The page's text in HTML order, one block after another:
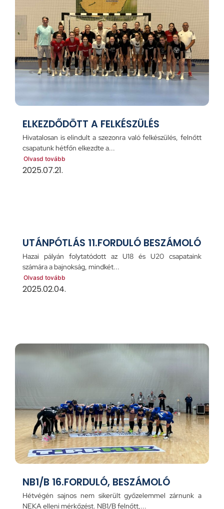
ELKEZDŐDÖTT A FELKÉSZÜLÉS
Hivatalosan is elindult a szezonra való felkészülés, felnőtt
csapatunk hétfőn elkezdte a...
Olvasd tovább
2025.07.21.
UTÁNPÓTLÁS 11.FORDULÓ BESZÁMOLÓ
Hazai pályán folytatódott az U18 és U20 csapataink
számára a bajnokság, mindkét...
Olvasd tovább
2025.02.04.
NB1/B 16.FORDULÓ, BESZÁMOLÓ
Hétvégén sajnos nem sikerült győzelemmel zárnunk a
NEKA elleni mérkőzést. NB1/B felnőtt,...